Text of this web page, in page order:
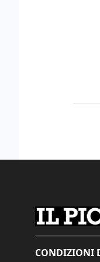
CONDIZIONI